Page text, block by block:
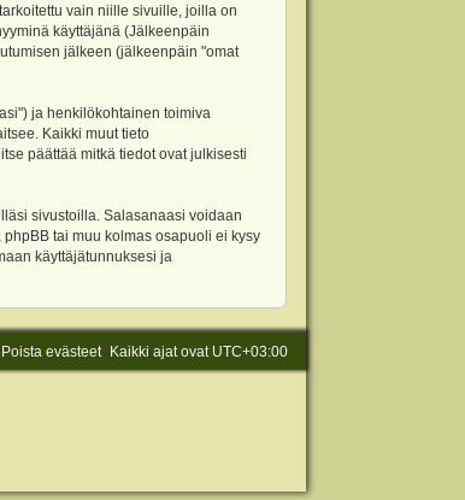
vain niille sivuille, joilla on
käyttäjänä (Jälkeenpäin
jälkeen (jälkeenpäin "omat
ja henkilökohtainen toimiva
Kaikki muut tieto
päättää mitkä tiedot ovat julkisesti
sivustoilla. Salasanaasi voidaan
tai muu kolmas osapuoli ei kysy
käyttäjätunnuksesi ja
Kaikki ajat ovat UTC+03:00
Poista evästeet